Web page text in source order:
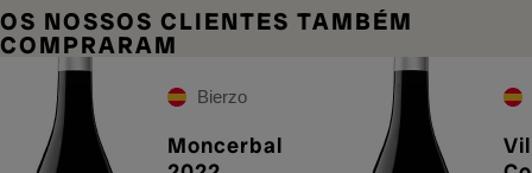
OS NOSSOS CLIENTES TAMBÉM
COMPRARAM
Bierzo
Moncerbal